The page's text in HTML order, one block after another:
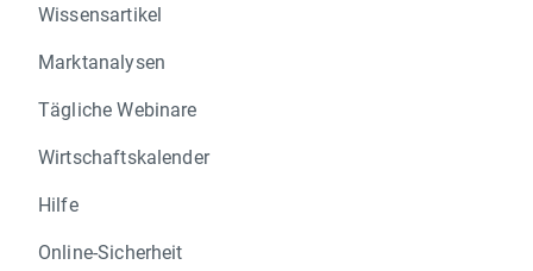
Wissensartikel
Marktanalysen
Tägliche Webinare
Wirtschaftskalender
Hilfe
Online-Sicherheit